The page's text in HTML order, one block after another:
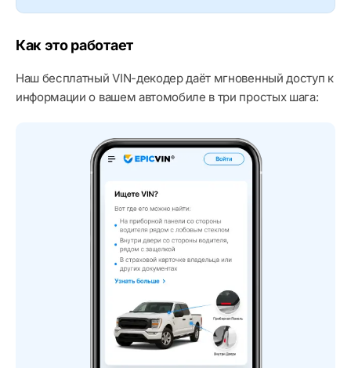
Как это работает
Наш бесплатный VIN-декодер даёт мгновенный доступ к
информации о вашем автомобиле в три простых шага: